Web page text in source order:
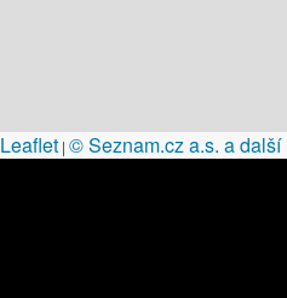
Leaflet | © Seznam.cz a.s. a další